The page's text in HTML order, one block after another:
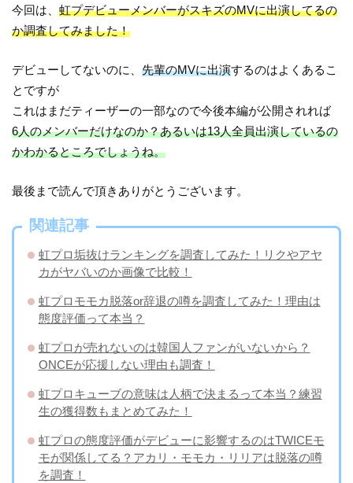
今回は、虹プデビューメンバーがスキズのMVに出演してるの
か調査してみました！
デビューしてないのに、先輩のMVに出演するのはよくあるこ
とですが
これはまだティーザーの一部なので今後本編が公開されれば
6人のメンバーだけなのか？あるいは13人全員出演しているの
かわかるところでしょうね。
最後まで読んで頂きありがとうございます。
関連記事
虹プロ垢抜けランキングを調査してみた！リクやアヤ
カがヤバいのか画像で比較！
虹プロモモカ脱落or辞退の噂を調査してみた！理由は
態度評価って本当？
虹プロが売れないのは韓国人ファンがいないから？
ONCEが応援しない理由も調査！
虹プロキューブの意味は人柄で決まるって本当？練習
生の獲得数もまとめてみた！
虹プロの態度評価がデビューに影響するのはTWICEモ
モが関係してる？アカリ・モモカ・リリアは脱落の噂
を調査！